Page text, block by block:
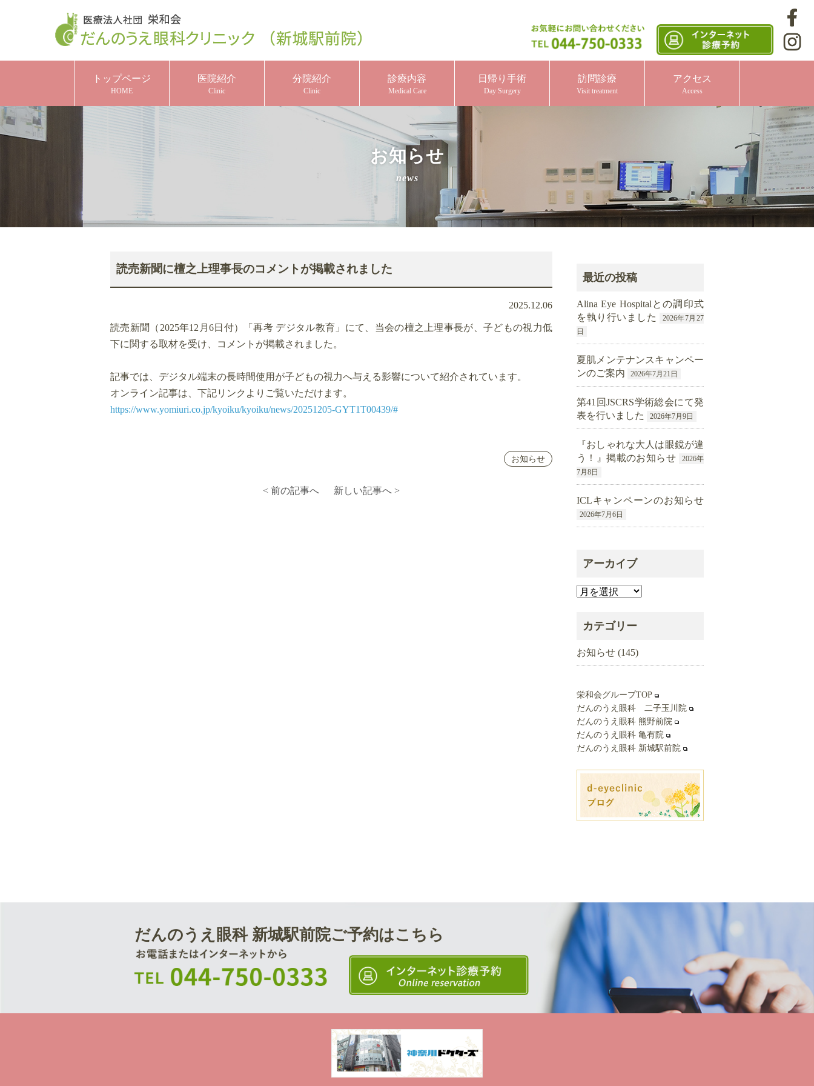
トップページ
HOME
医院紹介
Clinic
分院紹介
Clinic
診療内容
Medical Care
日帰り手術
Day Surgery
訪問診療
Visit treatment
アクセス
Access
お知らせ
news
読売新聞に檀之上理事長のコメントが掲載されました
2025.12.06
読売新聞（2025年12月6日付）「再考 デジタル教育」にて、当会の檀之上理事長が、子どもの視力低
下に関する取材を受け、コメントが掲載されました。
記事では、デジタル端末の長時間使用が子どもの視力へ与える影響について紹介されています。
オンライン記事は、下記リンクよりご覧いただけます。
https://www.yomiuri.co.jp/kyoiku/kyoiku/news/20251205-GYT1T00439/#
お知らせ
< 前の記事へ 新しい記事へ >
最近の投稿
Alina Eye Hospitalとの調印式
を執り行いました
2026年7月27
日
夏肌メンテナンスキャンペー
ンのご案内
2026年7月21日
第41回JSCRS学術総会にて発
表を行いました
2026年7月9日
『おしゃれな大人は眼鏡が違
う！』掲載のお知らせ
2026年
7月8日
ICLキャンペーンのお知らせ
2026年7月6日
アーカイブ
ア
カ
ブ
カテゴリー
お知らせ (145)
栄和会グループTOP
だんのうえ眼科 二子玉川院
だんのうえ眼科 熊野前院
だんのうえ眼科 亀有院
だんのうえ眼科 新城駅前院
だんのうえ眼科 新城駅前院ご予約はこちら